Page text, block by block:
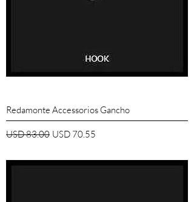
Redamonte Accessorios Gancho
Precio
USD 83.00 Precio de oferta
USD 70.55